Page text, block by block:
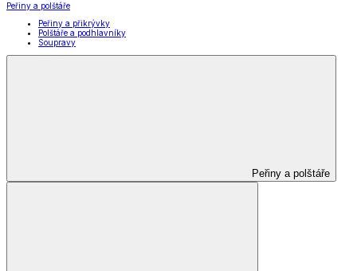
Peřiny a polštáře
Peřiny a přikrývky
Polštáře a podhlavníky
Soupravy
Peřiny a polštáře